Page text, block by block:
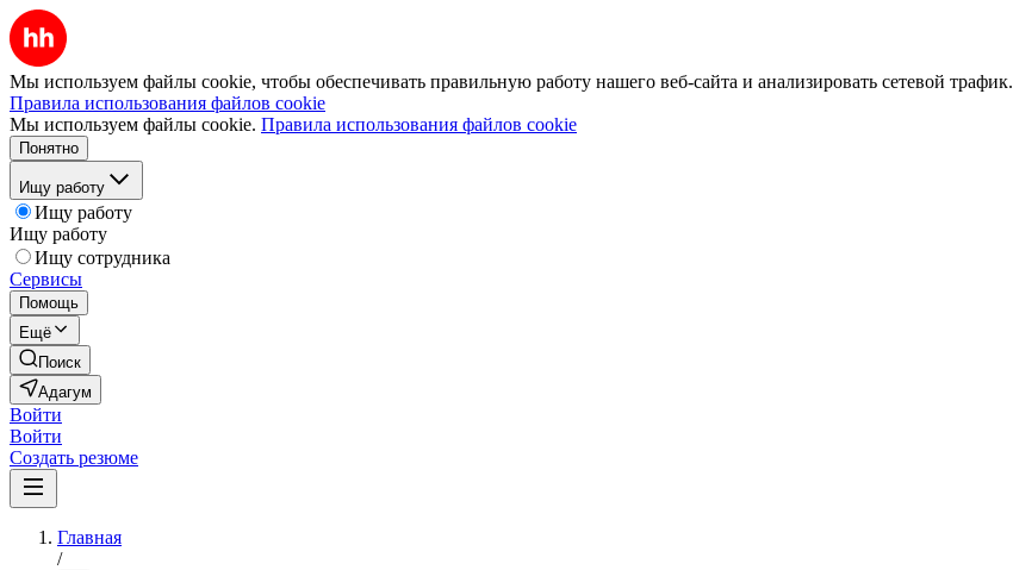
Мы используем файлы cookie, чтобы обеспечивать правильную работу нашего веб-сайта и анализировать сетевой трафик.
Правила использования файлов cookie
Мы используем файлы cookie. Правила использования файлов cookie
Понятно
Ищу работу
Ищу работу
Ищу работу
Ищу сотрудника
Сервисы
Помощь
Ещё
Поиск
Адагум
Войти
Войти
Создать резюме
Главная
/